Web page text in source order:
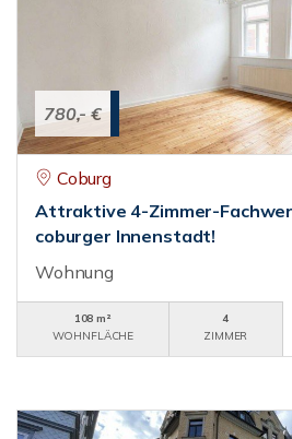
780,- €
Coburg
Attraktive 4-Zimmer-
coburger Innenstadt!
Wohnung
108 m²
WOHNFLÄCHE
4
ZIMMER